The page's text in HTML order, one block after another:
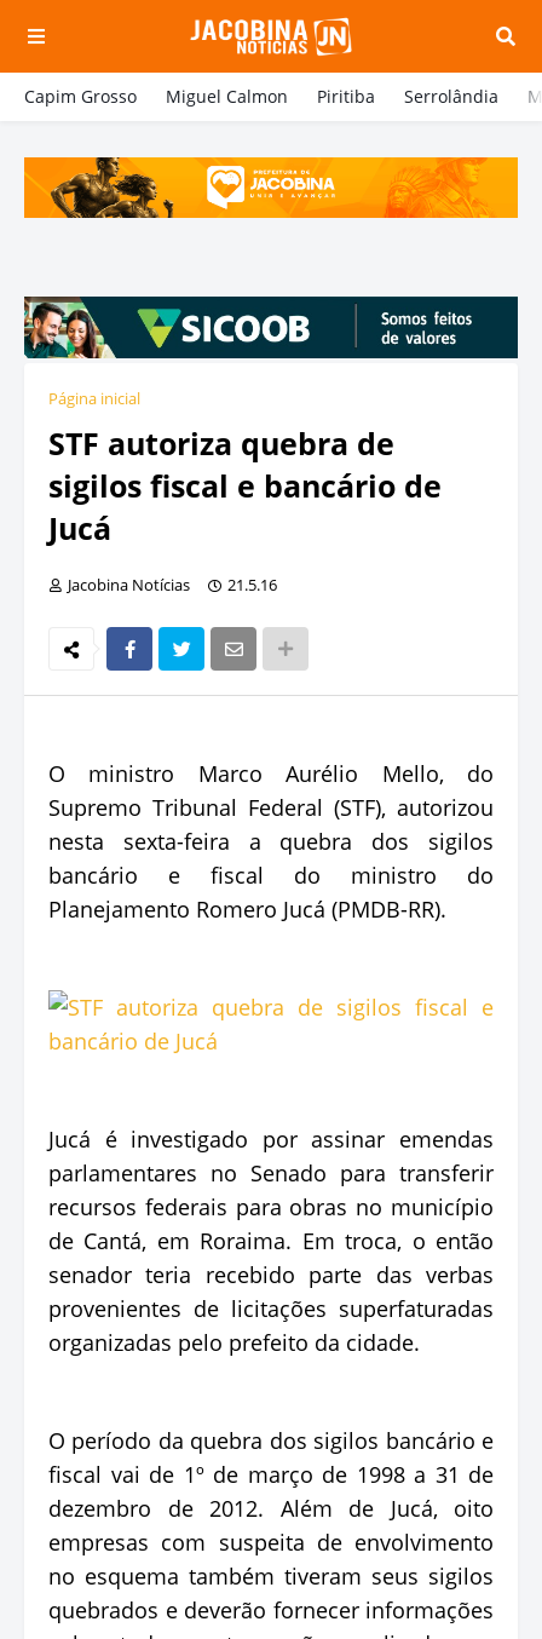
Capim Grosso Miguel Calmon Piritiba Serrolândia
Página inicial
STF autoriza quebra de
sigilos fiscal e bancário de
Jucá
Jacobina Notícias 21.5.16
O ministro Marco Aurélio Mello, do
Supremo Tribunal Federal (STF), autorizou
nesta sexta-feira a quebra dos sigilos
bancário e fiscal do ministro do
Planejamento Romero Jucá (PMDB-RR).
Jucá é investigado por assinar emendas
parlamentares no Senado para transferir
recursos federais para obras no município
de Cantá, em Roraima. Em troca, o então
senador teria recebido parte das verbas
provenientes de licitações superfaturadas
organizadas pelo prefeito da cidade.
O período da quebra dos sigilos bancário e
fiscal vai de 1º de março de 1998 a 31 de
dezembro de 2012. Além de Jucá, oito
empresas com suspeita de envolvimento
no esquema também tiveram seus sigilos
quebrados e deverão fornecer informações